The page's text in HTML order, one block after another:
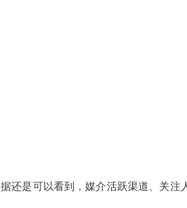
还是可以看到，媒介活跃渠道、关注